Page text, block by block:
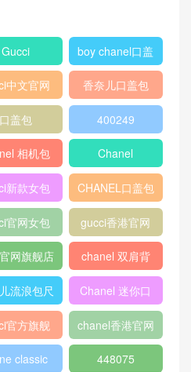
Gucci
boy chanel口盖
包
中文官网
香奈儿口盖包
2018
口盖包 400249
相机包 Chanel
新款女包 CHANEL口盖包
官网女包 gucci香港官网
网旗舰店
chanel 双肩背
包
流浪包尺
寸
Chanel 迷你口
盖包
官方旗舰
店
chanel香港官网
classic
448075